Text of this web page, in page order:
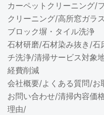
カーペットクリーニング/
クリーニング/高所窓ガラ
ブロック塀・タイル洗浄
石材研磨/石材染み抜き /石
チ洗浄/清掃サービス対象
経費削減
会社概要/よくある質問/お
お問い合わせ/清掃内容価
理由/